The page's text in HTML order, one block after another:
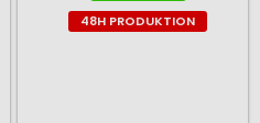
48H PRODUKTION